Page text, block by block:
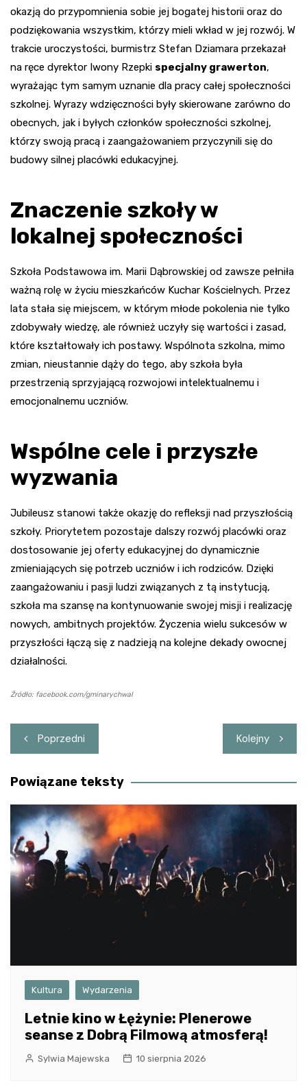
okazją do przypomnienia sobie jej bogatej historii oraz do
podziękowania wszystkim, którzy mieli wkład w jej rozwój. W
trakcie uroczystości, burmistrz Stefan Dziamara przekazał
na ręce dyrektor Iwony Rzepki specjalny grawerton,
wyrażając tym samym uznanie dla pracy całej społeczności
szkolnej. Wyrazy wdzięczności były skierowane zarówno do
obecnych, jak i byłych członków społeczności szkolnej,
którzy swoją pracą i zaangażowaniem przyczynili się do
budowy silnej placówki edukacyjnej.
Znaczenie szkoły w
lokalnej społeczności
Szkoła Podstawowa im. Marii Dąbrowskiej od zawsze pełniła
ważną rolę w życiu mieszkańców Kuchar Kościelnych. Przez
lata stała się miejscem, w którym młode pokolenia nie tylko
zdobywały wiedzę, ale również uczyły się wartości i zasad,
które kształtowały ich postawy. Wspólnota szkolna, mimo
zmian, nieustannie dąży do tego, aby szkoła była
przestrzenią sprzyjającą rozwojowi intelektualnemu i
emocjonalnemu uczniów.
Wspólne cele i przyszłe
wyzwania
Jubileusz stanowi także okazję do refleksji nad przyszłością
szkoły. Priorytetem pozostaje dalszy rozwój placówki oraz
dostosowanie jej oferty edukacyjnej do dynamicznie
zmieniających się potrzeb uczniów i ich rodziców. Dzięki
zaangażowaniu i pasji ludzi związanych z tą instytucją,
szkoła ma szansę na kontynuowanie swojej misji i realizację
nowych, ambitnych projektów. Życzenia wielu sukcesów w
przyszłości łączą się z nadzieją na kolejne dekady owocnej
działalności.
Źródło: facebook.com/gminarychwal
Nawigacja
wpisu
Poprzedni Kolejny
Powiązane teksty
Kultura Wydarzenia
Letnie kino w Łężynie: Plenerowe
seanse z Dobrą Filmową atmosferą!
Sylwia Majewska 10 sierpnia 2026